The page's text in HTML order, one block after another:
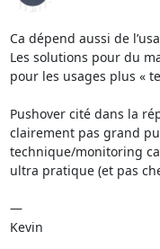
Ca dépend aussi de
Les solutions pour du
pour les usages plus «
Pushover cité dans la
clairement pas grand
technique/monitoring
ultra pratique (et pas
—
Kevin